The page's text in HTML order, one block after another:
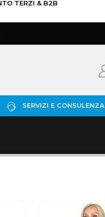
TERZI & B2B
SERVIZI E CONSULENZA